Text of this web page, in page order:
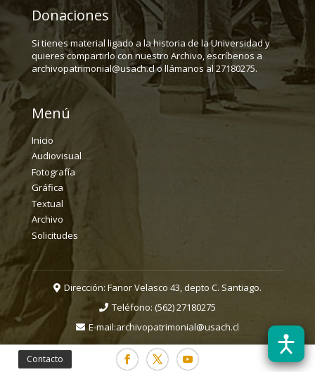
Contacto
Donaciones
Si tienes material ligado a la historia de la Universidad y
quieres compartirlo con nuestro Archivo, escríbenos a
archivopatrimonial@usach.cl o llámanos al 27180275.
Menú
Inicio
Audiovisual
Fotografía
Gráfica
Textual
Archivo
Solicitudes
Dirección: Fanor Velasco 43, depto C. Santiago.
Teléfono: (562) 27180275
E-mail:archivopatrimonial@usach.cl